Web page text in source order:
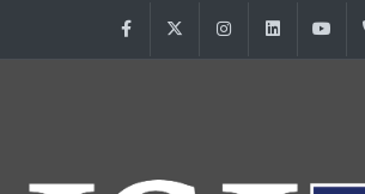
FacebookTwitter Instagram